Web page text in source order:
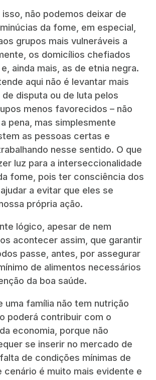
não podemos deixar de
da fome, em especial,
grupos mais vulneráveis a
os domicílios chefiados
ainda mais, as de etnia negra.
aqui não é levantar mais
de disputa ou de luta pelos
menos favorecidos – não
pena, mas simplesmente
as pessoas certas e
nesse sentido. O que
luz para a interseccionalidade
fome, pois ter consciência dos
a evitar que eles se
própria ação.
lógico, apesar de nem
acontecer assim, que garantir
passe, antes, por assegurar
de alimentos necessários
da boa saúde.
uma família não tem nutrição
poderá contribuir com o
economia, porque não
se inserir no mercado de
de condições mínimas de
cenário é muito mais evidente e